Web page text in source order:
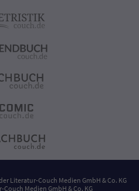
Literatur-Couch Medien GmbH & Co. KG
Medien GmbH & Co. KG